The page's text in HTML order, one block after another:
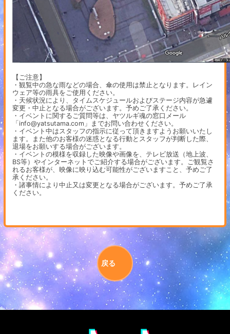
【ご注意】
・観覧中の急な雨などの場合、傘の使用は禁止となります。レイン
ウェア等の雨具をご使用ください。
・天候状況により、タイムスケジュールおよびステージ内容が急遽
変更・中止となる場合がございます。予めご了承ください。
・イベントに関するご質問等は、ヤツルギ魂の窓口メール
「info@yatsutama.com」までお問い合わせください。
・イベント中はスタッフの指示に従って頂きますようお願いいたし
ます。また他のお客様の迷惑となる行動とスタッフが判断した際、
退場をお願いする場合がございます。
・イベントの模様を収録した映像や画像を、テレビ放送（地上波、
BS等）やインターネットでご紹介する場合がございます。ご観覧さ
れるお客様が、映像に映り込む可能性がございますこと、予めご了
承ください。
・諸事情により中止又は変更となる場合がございます。予めご了承
ください。
戻る